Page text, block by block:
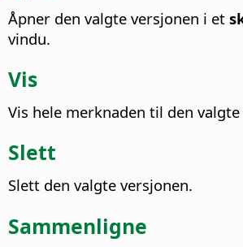
Åpner den valgte versjonen i et
vindu.
Vis
Vis hele merknaden til den
Slett
Slett den valgte versjonen.
Sammenligne